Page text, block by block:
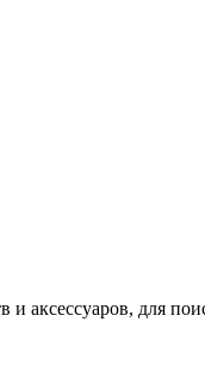
аксессуаров, для